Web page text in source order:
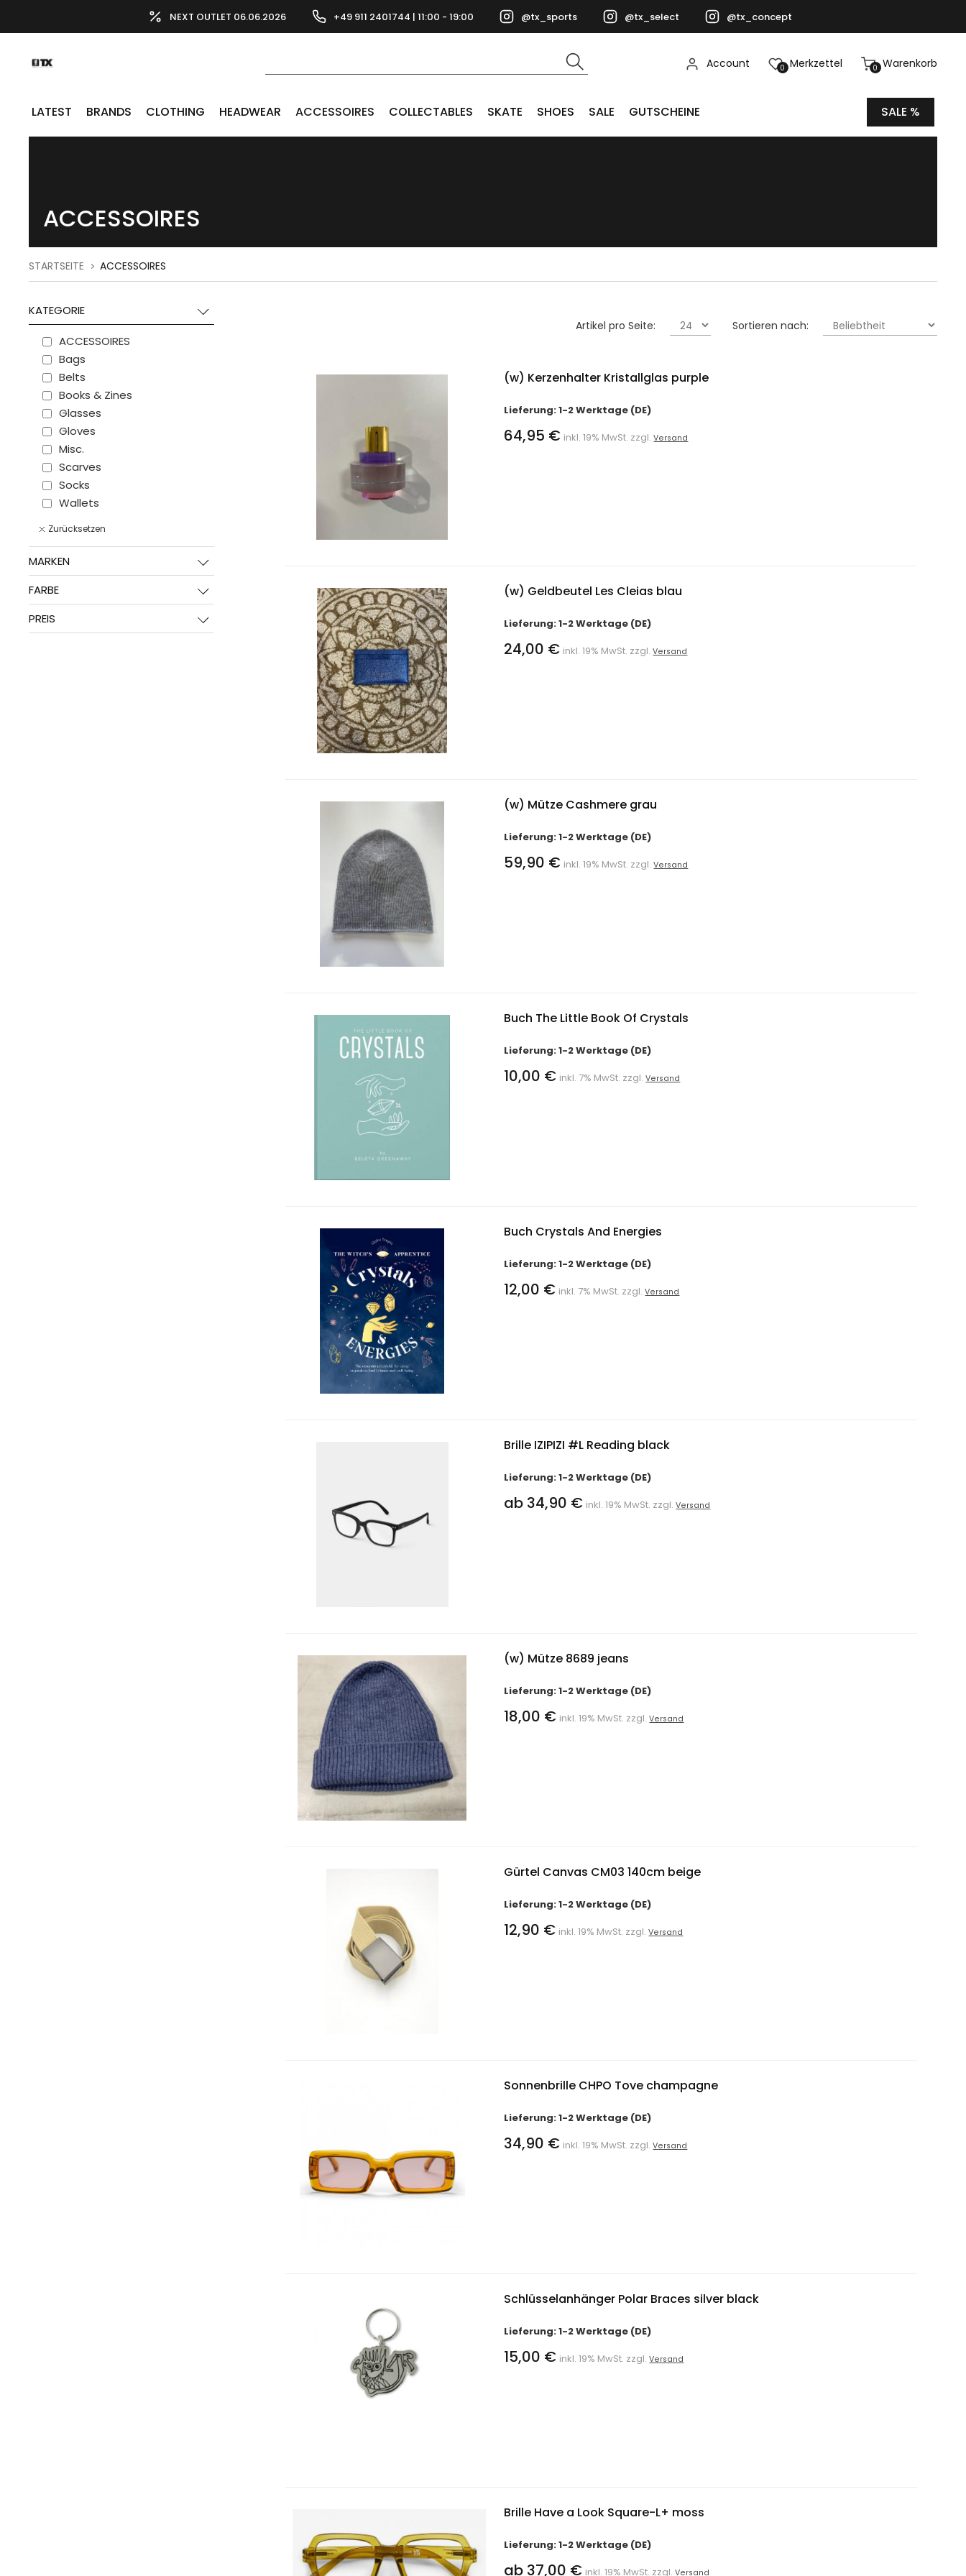
NEXT OUTLET 06.06.2026 +49 911 2401744 | 11:00 - 19:00 @tx_sports @tx_select @tx_concept
0 Warenkorb
0 Merkzettel
Account
LATEST BRANDS CLOTHING HEADWEAR ACCESSOIRES COLLECTABLES SKATE SHOES SALE GUTSCHEINE SALE %
ACCESSOIRES
STARTSEITE ACCESSOIRES
KATEGORIE
ACCESSOIRES
Bags
Belts
Books & Zines
Glasses
Gloves
Misc.
Scarves
Socks
Wallets
Zurücksetzen
MARKEN
FARBE
PREIS
Sortieren nach:
Artikel pro Seite:
(w) Kerzenhalter Kristallglas purple
Lieferung: 1-2 Werktage (DE)
64,95 € inkl. 19% MwSt. zzgl.Versand
(w) Geldbeutel Les Cleias blau
Lieferung: 1-2 Werktage (DE)
24,00 € inkl. 19% MwSt. zzgl.Versand
(w) Mütze Cashmere grau
Lieferung: 1-2 Werktage (DE)
59,90 € inkl. 19% MwSt. zzgl.Versand
Buch The Little Book Of Crystals
Lieferung: 1-2 Werktage (DE)
10,00 € inkl. 7% MwSt. zzgl.Versand
Buch Crystals And Energies
Lieferung: 1-2 Werktage (DE)
12,00 € inkl. 7% MwSt. zzgl.Versand
Brille IZIPIZI #L Reading black
Lieferung: 1-2 Werktage (DE)
ab 34,90 € inkl. 19% MwSt. zzgl.Versand
(w) Mütze 8689 jeans
Lieferung: 1-2 Werktage (DE)
18,00 € inkl. 19% MwSt. zzgl.Versand
Gürtel Canvas CM03 140cm beige
Lieferung: 1-2 Werktage (DE)
12,90 € inkl. 19% MwSt. zzgl.Versand
Sonnenbrille CHPO Tove champagne
Lieferung: 1-2 Werktage (DE)
34,90 € inkl. 19% MwSt. zzgl.Versand
Schlüsselanhänger Polar Braces silver black
Lieferung: 1-2 Werktage (DE)
15,00 € inkl. 19% MwSt. zzgl.Versand
Brille Have a Look Square-L+ moss
Lieferung: 1-2 Werktage (DE)
ab 37,00 € inkl. 19% MwSt. zzgl.Versand